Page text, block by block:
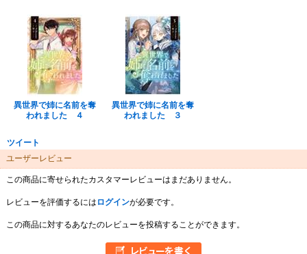
異世界で姉に名前を奪
われました ４
異世界で姉に名前を奪
われました ３
ツイート
ユーザーレビュー
この商品に寄せられたカスタマーレビューはまだありません。
レビューを評価するには ログインが必要です。
この商品に対するあなたのレビューを投稿することができます。